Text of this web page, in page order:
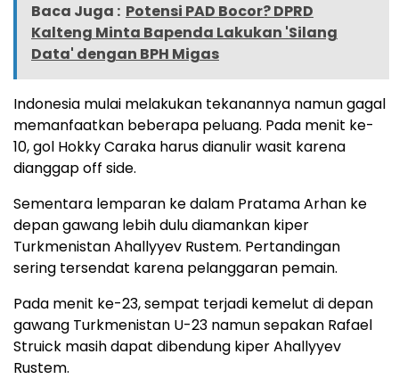
Baca Juga : Potensi PAD Bocor? DPRD
Kalteng Minta Bapenda Lakukan 'Silang
Data' dengan BPH Migas
Indonesia mulai melakukan tekanannya namun gagal
memanfaatkan beberapa peluang. Pada menit ke-
10, gol Hokky Caraka harus dianulir wasit karena
dianggap off side.
Sementara lemparan ke dalam Pratama Arhan ke
depan gawang lebih dulu diamankan kiper
Turkmenistan Ahallyyev Rustem. Pertandingan
sering tersendat karena pelanggaran pemain.
Pada menit ke-23, sempat terjadi kemelut di depan
gawang Turkmenistan U-23 namun sepakan Rafael
Struick masih dapat dibendung kiper Ahallyyev
Rustem.